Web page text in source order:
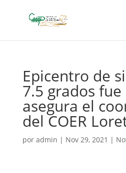
Epicentro de
7.5 grados
asegura el
del COER
por admin | Nov 29, 2021 |